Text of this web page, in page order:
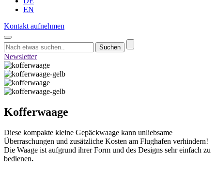
EN
Kontakt aufnehmen
Suchen
Newsletter
Kofferwaage
Diese kompakte kleine Gepäckwaage kann unliebsame
Überraschungen und zusätzliche Kosten am Flughafen verhindern!
Die Waage ist aufgrund ihrer Form und des Designs sehr einfach zu
bedienen.